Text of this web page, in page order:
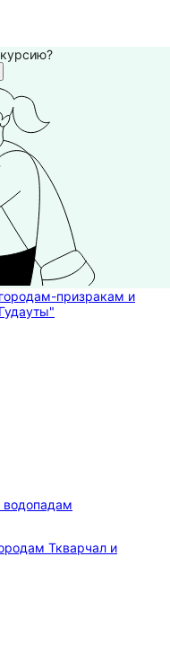
Ткварчал и